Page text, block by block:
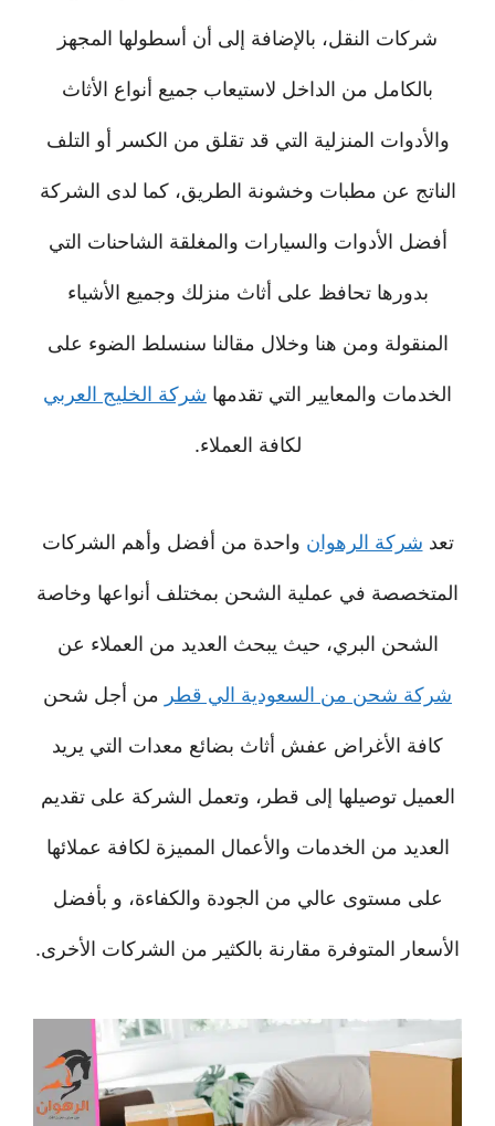
شركات النقل، بالإضافة إلى أن أسطولها المجهز
بالكامل من الداخل لاستيعاب جميع أنواع الأثاث
والأدوات المنزلية التي قد تقلق من الكسر أو التلف
الناتج عن مطبات وخشونة الطريق، كما لدى الشركة
أفضل الأدوات والسيارات والمغلقة الشاحنات التي
بدورها تحافظ على أثاث منزلك وجميع الأشياء
المنقولة ومن هنا وخلال مقالنا سنسلط الضوء على
الخدمات والمعايير التي تقدمها شركة الخليج العربي
لكافة العملاء.
تعد شركة الرهوان واحدة من أفضل وأهم الشركات
المتخصصة في عملية الشحن بمختلف أنواعها وخاصة
الشحن البري، حيث يبحث العديد من العملاء عن
شركة شحن من السعودية الي قطر من أجل شحن
كافة الأغراض عفش أثاث بضائع معدات التي يريد
العميل توصيلها إلى قطر، وتعمل الشركة على تقديم
العديد من الخدمات والأعمال المميزة لكافة عملائها
على مستوى عالي من الجودة والكفاءة، و بأفضل
الأسعار المتوفرة مقارنة بالكثير من الشركات الأخرى.